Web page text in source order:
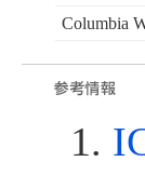
Columbia